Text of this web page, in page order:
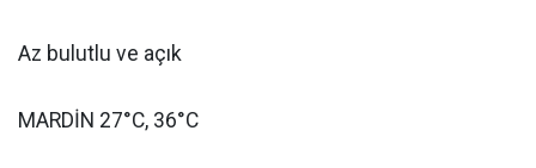
Az bulutlu ve açık
MARDİN 27°C, 36°C